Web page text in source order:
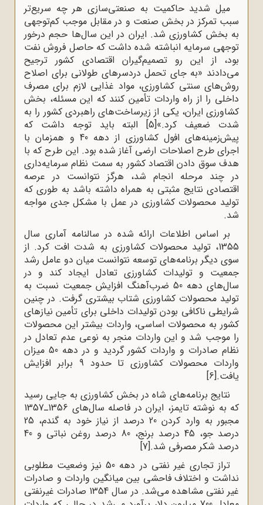
میل شدید حاکمیت به صنعتی‌سازی هر چه سریع‌تر
سبب تمرکز در بخش صنعت و در مقابل موجب کم‌توجهی
به بخش کشاورزی شد. ایران در این سال‌ها حجم درخور
توجهی سرمایه انباشته‌ شده داشت که حاصل فروش نفت
بود، از این رو تصمیم‌گیران اقتصادی کشور ترجیح
می‌دادند «به جای تحمل دردسرهای طولانی برای اصلاح
روش‌های سنتی کشاورزی، مواد غذایی لازم برای مصرف
داخلی را از راه واردات تأمین کنند که این مسئله، بخش
کشاورزی ایران، یکی از زیرساخت‌های راهبردی کشور را به
شدت ضعیف کرد.»[5]
البته باید توجه داشت که
پیش‌زمینه‌های افول کشاورزی از دهه 40 و همزمان با
اجرای طرح اصلاحات ارضی آغاز شده بود. این طرح که با
هدف سوق دادن اقتصاد کشور به سمت نظام سرمایه‌داری
در چند مرحله انجام شد، هرگز نتوانست در عرصه
اقتصادی نتایج مثبتی به همراه داشته باشد به طوری که
تولید محصولات کشاورزی در عمل با مشکل جدی مواجه
شد.
بر اساس اطلاعات ارائه شده در سالنامه آماری سال
1355، تولید محصولات کشاورزی به شدت افت کرد. از
سوی دیگر برنامه‌های توسعه نتوانست میان دو عامل رشد
جمعیت و تولیدات کشاورزی تعادل ایجاد کند و در
سال‌های دهه 50 ضرب‌آهنگ افزایش جمعیت نسبت به
تولید محصولات کشاورزی شتاب بیشتری گرفت. در چنین
شرایطی ناکافی بودن تولیدات داخلی برای تأمین نیازهای
کشور به محصولات اساسی، واردات بیشتر این محصولات
را موجب شد و این واردات منجر به نوعی عدم تعادل در
نظام صادرات و واردات کشور ‌گردید و در دهه 50 میزان
واردات محصولات کشاورزی تا حدود 9 برابر افزایش
یافت.[6]
نتایج برنامه‌های شاه در بخش کشاورزی به جایی رسید
که به نوشته تایمز، ایران در فاصله سال‌های 1356ـ1357
مجبور به وارد کردن 20 درصد از نیاز خود به گندم، 25
درصد جو، 45 درصد برنج، 80 درصد روغن نباتی و 40
درصد شکر مصرفی شد.[7]
تراز تجاری غیر نفتی در دهه 50 نیز وضعیت مطلوبی
نداشت و اختلاف فاحشی بین میانگین واردات و صادرات
غیر نفتی مشاهده می‌شد. در سال 1354 صادرات غیرنفتی